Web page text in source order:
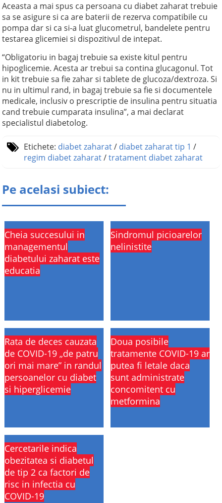
Aceasta a mai spus ca persoana cu diabet zaharat trebuie
sa se asigure si ca are baterii de rezerva compatibile cu
pompa dar si ca si-a luat glucometrul, bandelete pentru
testarea glicemiei si dispozitivul de intepat.
“Obligatoriu in bagaj trebuie sa existe kitul pentru
hipoglicemie. Acesta ar trebui sa contina glucagonul. Tot
in kit trebuie sa fie zahar si tablete de glucoza/dextroza. Si
nu in ultimul rand, in bagaj trebuie sa fie si documentele
medicale, inclusiv o prescriptie de insulina pentru situatia
cand trebuie cumparata insulina”, a mai declarat
specialistul diabetolog.
Etichete: diabet zaharat/ diabet zaharat tip 1 /
regim diabet zaharat/tratament diabet zaharat
Pe acelasi subiect:
Cheia succesului in
managementul
diabetului zaharat este
educatia
Sindromul picioarelor
nelinistite
Rata de deces cauzata
de COVID-19 „de patru
ori mai mare” in randul
persoanelor cu diabet
si hiperglicemie
Doua posibile
tratamente COVID-19 ar
putea fi letale daca
sunt administrate
concomitent cu
metformina
Cercetarile indica
obezitatea si diabetul
de tip 2 ca factori de
risc in infectia cu
COVID-19